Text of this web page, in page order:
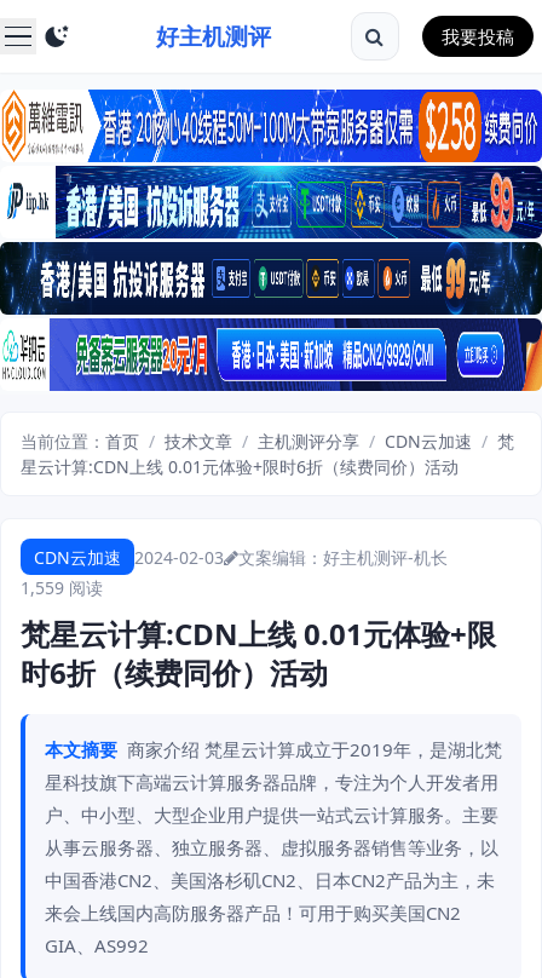
好主机测评 我要投稿
当前位置： 首页 / 技术文章 / 主机测评分享 / CDN云加速 / 梵
星云计算:CDN上线 0.01元体验+限时6折（续费同价）活动
CDN云加速 2024-02-03
文案编辑：好主机测评-机长
1,559 阅读
梵星云计算:CDN上线 0.01元体验+限
时6折（续费同价）活动
本文摘要 商家介绍 梵星云计算成立于2019年，是湖北梵
星科技旗下高端云计算服务器品牌，专注为个人开发者用
户、中小型、大型企业用户提供一站式云计算服务。主要
从事云服务器、独立服务器、虚拟服务器销售等业务，以
中国香港CN2、美国洛杉矶CN2、日本CN2产品为主，未
来会上线国内高防服务器产品！可用于购买美国CN2
GIA、AS992